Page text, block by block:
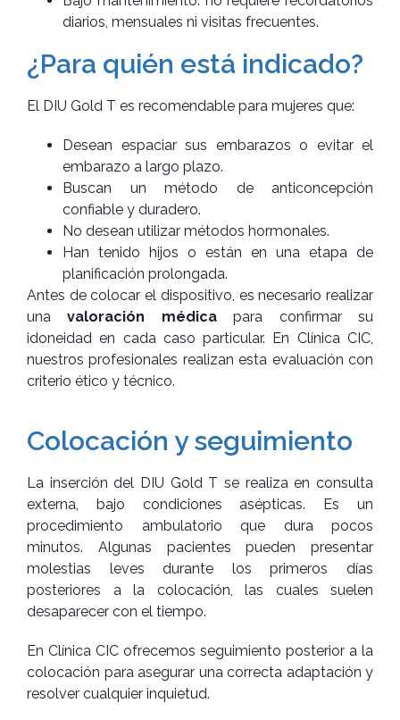
diarios, mensuales ni visitas frecuentes.
¿Para quién está indicado?
El DIU Gold T es recomendable para mujeres que:
Desean espaciar sus embarazos o evitar el
embarazo a largo plazo.
Buscan un método de anticoncepción
confiable y duradero.
No desean utilizar métodos hormonales.
Han tenido hijos o están en una etapa de
planificación prolongada.
Antes de colocar el dispositivo, es necesario realizar
unavaloración médicapara confirmar su
idoneidad en cada caso particular. En Clínica CIC,
nuestros profesionales realizan esta evaluación con
criterio ético y técnico.
Colocación y seguimiento
La inserción del DIU Gold T se realiza en consulta
externa, bajo condiciones asépticas. Es un
procedimiento ambulatorio que dura pocos
minutos. Algunas pacientes pueden presentar
molestias leves durante los primeros días
posteriores a la colocación, las cuales suelen
desaparecer con el tiempo.
En Clínica CIC ofrecemos seguimiento posterior a la
colocación para asegurar una correcta adaptación y
resolver cualquier inquietud.